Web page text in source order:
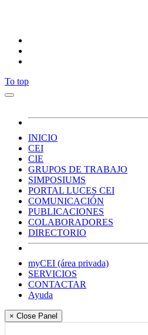
To top
INICIO
CEI
CIE
GRUPOS DE TRABAJO
SIMPOSIUMS
PORTAL LUCES CEI
COMUNICACIÓN
PUBLICACIONES
COLABORADORES
DIRECTORIO
myCEI (área privada)
SERVICIOS
CONTACTAR
Ayuda
× Close Panel